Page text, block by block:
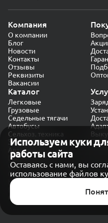
Используем куки
работы сайта
Оставаясь с нами, вы
использование файлов
Компания
О компании
Блог
Новости
Контакты
Отзывы
Реквизиты
Вакансии
Каталог
Легковые
Грузовые
Седельные тягачи
Автобусы
Сельхоз. техника
Экскаваторы
Автокраны
Политика конфиденциальности
Обработка персональных
Согласие на обработку в
Карта сайта
© CARAKB 2026. Все права